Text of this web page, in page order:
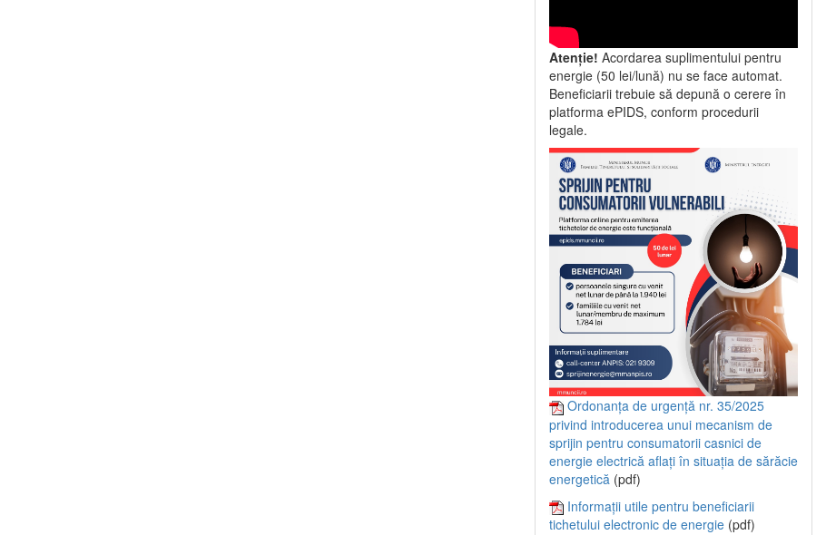
Atenție! Acordarea suplimentului pentru
energie (50 lei/lună) nu se face automat.
Beneficiarii trebuie să depună o cerere în
platforma ePIDS, conform procedurii
legale.
Ordonanța de urgență nr. 35/2025
privind introducerea unui mecanism de
sprijin pentru consumatorii casnici de
energie electrică aflați în situația de sărăcie
energetică (pdf)
Informații utile pentru beneficiarii
tichetului electronic de energie (pdf)